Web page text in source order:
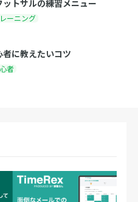
トサルの練習メニュー
ーニング
に教えたいコツ
者